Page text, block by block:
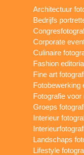
Architectuur
Bedrijfs
Corporate
Culinaire
Fashion
Fine art
Fotobewerking
Fotografie
Groeps
Interieur
Landschaps
Lifestyle